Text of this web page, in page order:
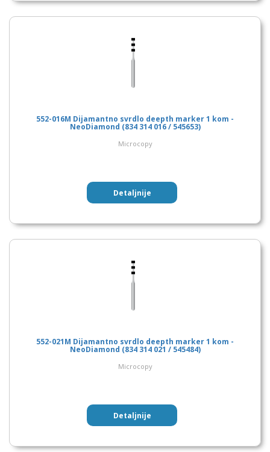
552-016M Dijamantno svrdlo deepth marker 1 kom -
NeoDiamond (834 314 016 / 545653)
Microcopy
Detaljnije
552-021M Dijamantno svrdlo deepth marker 1 kom -
NeoDiamond (834 314 021 / 545484)
Microcopy
Detaljnije